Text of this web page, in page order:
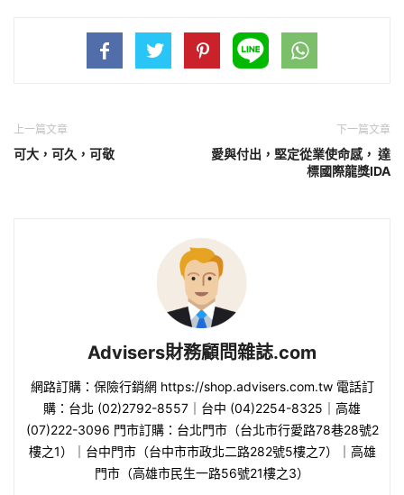
上一篇文章
可大，可久，可敬
下一篇文章
愛與付出，堅定從業使命感， 達
標國際龍獎IDA
Advisers財務顧問雜誌.com
網路訂購：保險行銷網 https://shop.advisers.com.tw 電話訂
購：台北 (02)2792-8557｜台中 (04)2254-8325｜高雄
(07)222-3096 門市訂購：台北門市（台北市行愛路78巷28號2
樓之1）｜台中門市（台中市市政北二路282號5樓之7）｜高雄
門市（高雄市民生一路56號21樓之3）